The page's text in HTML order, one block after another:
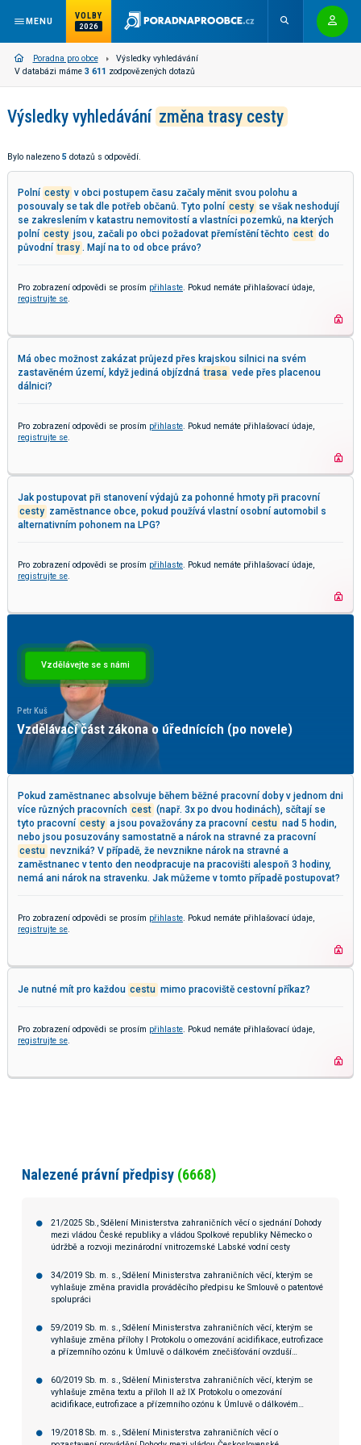
MENU
VOLBY
2026
Poradna pro obce
Výsledky vyhledávání
V databázi máme 3 611 zodpovězených dotazů
Výsledky vyhledávání změna trasy cesty
Bylo nalezeno 5 dotazů s odpovědí.
Polní cesty v obci postupem času začaly měnit svou polohu a
posouvaly se tak dle potřeb občanů. Tyto polní cesty se však neshodují
se zakreslením v katastru nemovitostí a vlastníci pozemků, na kterých
polní cesty jsou, začali po obci požadovat přemístění těchto cest do
původní trasy . Mají na to od obce právo?
Pro zobrazení odpovědi se prosím přihlaste. Pokud nemáte přihlašovací údaje,
registrujte se.
Má obec možnost zakázat průjezd přes krajskou silnici na svém
zastavěném území, když jediná objízdná trasa vede přes placenou
dálnici?
Pro zobrazení odpovědi se prosím přihlaste. Pokud nemáte přihlašovací údaje,
registrujte se.
Jak postupovat při stanovení výdajů za pohonné hmoty při pracovní
cesty zaměstnance obce, pokud používá vlastní osobní automobil s
alternativním pohonem na LPG?
Pro zobrazení odpovědi se prosím přihlaste. Pokud nemáte přihlašovací údaje,
registrujte se.
Petr Kuš
Vzdělávací část zákona o úřednících (po novele)
Vzdělávejte se s námi
Pokud zaměstnanec absolvuje během běžné pracovní doby v jednom dni
více různých pracovních cest (např. 3x po dvou hodinách), sčítají se
tyto pracovní cesty a jsou považovány za pracovní cestu nad 5 hodin,
nebo jsou posuzovány samostatně a nárok na stravné za pracovní
cestu nevzniká? V případě, že nevznikne nárok na stravné a
zaměstnanec v tento den neodpracuje na pracovišti alespoň 3 hodiny,
nemá ani nárok na stravenku. Jak můžeme v tomto případě postupovat?
Pro zobrazení odpovědi se prosím přihlaste. Pokud nemáte přihlašovací údaje,
registrujte se.
Je nutné mít pro každou cestu mimo pracoviště cestovní příkaz?
Pro zobrazení odpovědi se prosím přihlaste. Pokud nemáte přihlašovací údaje,
registrujte se.
Nalezené právní předpisy (6668)
21/2025 Sb., Sdělení Ministerstva zahraničních věcí o sjednání Dohody
mezi vládou České republiky a vládou Spolkové republiky Německo o
údržbě a rozvoji mezinárodní vnitrozemské Labské vodní cesty
34/2019 Sb. m. s., Sdělení Ministerstva zahraničních věcí, kterým se
vyhlašuje změna pravidla prováděcího předpisu ke Smlouvě o patentové
spolupráci
59/2019 Sb. m. s., Sdělení Ministerstva zahraničních věcí, kterým se
vyhlašuje změna přílohy I Protokolu o omezování acidifikace, eutrofizace
a přízemního ozónu k Úmluvě o dálkovém znečišťování ovzduší
60/2019 Sb. m. s., Sdělení Ministerstva zahraničních věcí, kterým se
vyhlašuje změna textu a příloh II až IX Protokolu o omezování
acidifikace, eutrofizace a přízemního ozónu k Úmluvě o dálkovém
19/2018 Sb. m. s., Sdělení Ministerstva zahraničních věcí o